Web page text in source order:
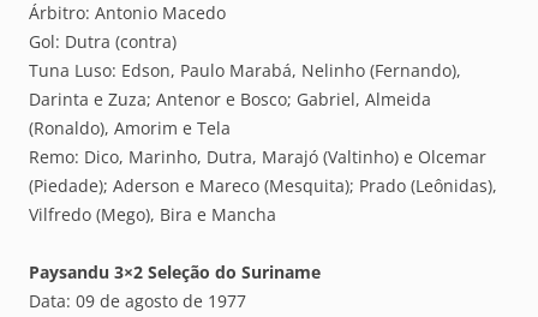
Árbitro: Antonio Macedo
Gol: Dutra (contra)
Tuna Luso: Edson, Paulo Marabá, Nelinho (Fernando),
Darinta e Zuza; Antenor e Bosco; Gabriel, Almeida
(Ronaldo), Amorim e Tela
Remo: Dico, Marinho, Dutra, Marajó (Valtinho) e Olcemar
(Piedade); Aderson e Mareco (Mesquita); Prado (Leônidas),
Vilfredo (Mego), Bira e Mancha
Paysandu 3×2 Seleção do Suriname
Data: 09 de agosto de 1977